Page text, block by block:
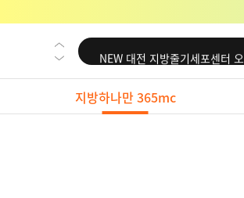
NEW 교대 지방줄기세포센터
NEW 대전 지방줄기세포센터
NEW 노원 지방줄기세포센터
NEW 미국 LA점 오픈
지방하나만 365mc